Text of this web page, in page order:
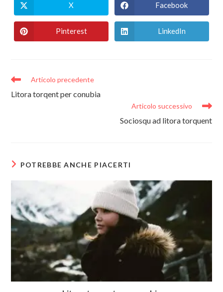
Opens
in
a
new
window
X
Opens
in
a
new
window
Facebook
Opens
in
Pinterest
Opens
in
LinkedIn
Leggi
articoli
Articolo precedente
Litora torqent per conubia
Articolo successivo
Sociosqu ad litora torquent
POTREBBE ANCHE PIACERTI